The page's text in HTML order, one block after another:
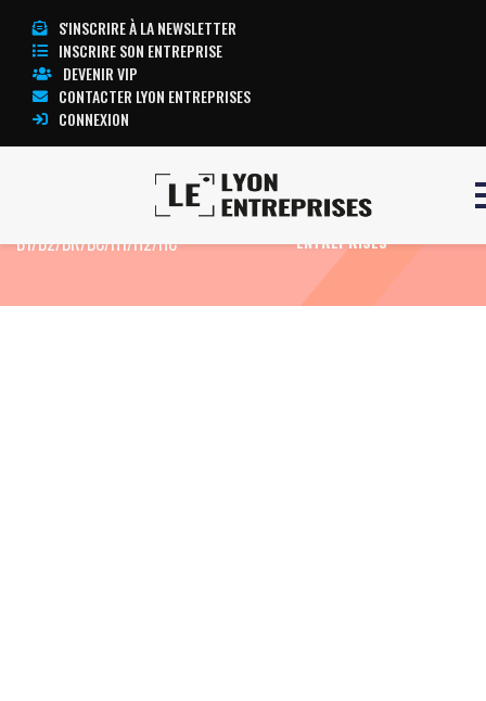
S'INSCRIRE À LA NEWSLETTER
INSCRIRE SON ENTREPRISE
DEVENIR VIP
CONTACTER LYON ENTREPRISES
CONNEXION
Formation Electricien confirmé
B1/B2/BR/BC/H1/H2/HC
TOUTE L’ACTUALITÉ LYON
ENTREPRISES